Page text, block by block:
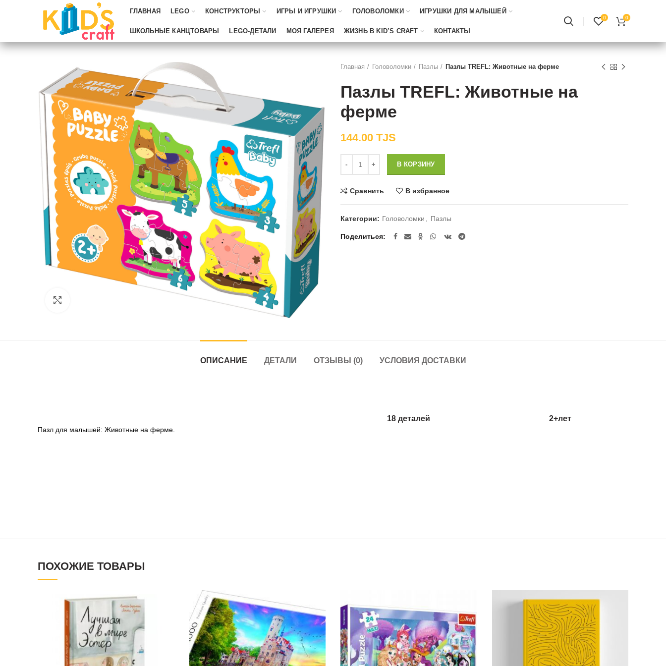
ГЛАВНАЯ LEGO КОНСТРУКТОРЫ ИГРЫ И ИГРУШКИ ГОЛОВОЛОМКИ ИГРУШКИ ДЛЯ МАЛЫШЕЙ
ШКОЛЬНЫЕ КАНЦТОВАРЫ LEGO-ДЕТАЛИ МОЯ ГАЛЕРЕЯ ЖИЗНЬ В KID’S CRAFT КОНТАКТЫ
0 0
Главная Головоломки Пазлы Пазлы TREFL: Животные на ферме
Пазлы TREFL: Животные на
ферме
144.00 TJS
В КОРЗИНУ
Сравнить В избранное
Категории: Головоломки Пазлы
Поделиться
ОПИСАНИЕ ДЕТАЛИ ОТЗЫВЫ (0) УСЛОВИЯ ДОСТАВКИ
Пазл для малышей: Животные на ферме.
18 деталей 2+лет
ПОХОЖИЕ ТОВАРЫ